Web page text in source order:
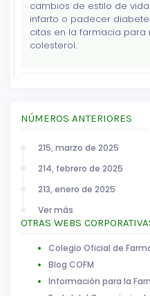
cambios de estilo de
infarto o padecer
citas en la farmacia para
colesterol.
NÚMEROS ANTERIORES
215, marzo de 2025
214, febrero de 2025
213, enero de 2025
Ver más
OTRAS WEBS
Colegio Oficial de
Blog COFM
Información para la